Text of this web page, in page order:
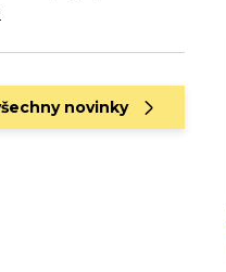
novinky